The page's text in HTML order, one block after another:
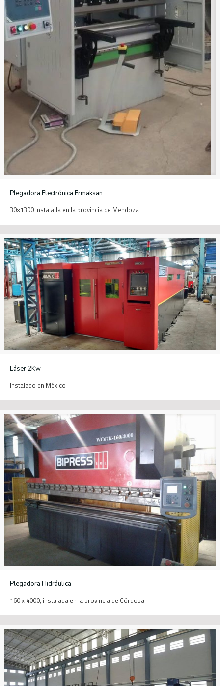
Plegadora Electrónica Ermaksan
30×1300 instalada en la provincia de Mendoza
Láser 2Kw
Instalado en México
Plegadora Hidráulica
160 x 4000, instalada en la provincia de Córdoba